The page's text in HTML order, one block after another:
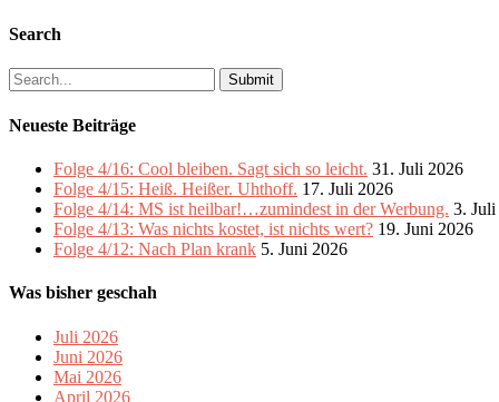
Search
Search
for:
Neueste Beiträge
Folge 4/16: Cool bleiben. Sagt sich so leicht. 31. Juli 2026
Folge 4/15: Heiß. Heißer. Uhthoff. 17. Juli 2026
Folge 4/14: MS ist heilbar!…zumindest in der Werbung. 3.
Folge 4/13: Was nichts kostet, ist nichts wert? 19. Juni 2026
Folge 4/12: Nach Plan krank 5. Juni 2026
Was bisher geschah
Juli 2026
Juni 2026
Mai 2026
April 2026